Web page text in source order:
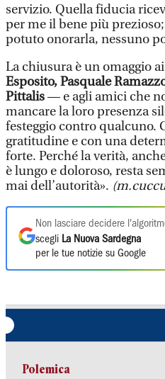
servizio. Quella fiducia
per me il bene più
potuto onorarla, nessuno
La chiusura è un omaggio
Esposito, Pasquale
Pittalis— e agli amici che
mancare la loro presenza
festeggio contro qualcuno.
gratitudine e con una
forte. Perché la verità,
è lungo e doloroso, resta
mai dell’autorità».
Non lasciare decidere
scegli La Nuova Sardegna
per le tue notizie su Google
Polemica